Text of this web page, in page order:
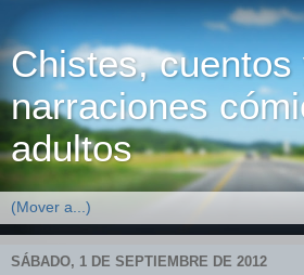
Chistes, cuentos
narraciones
adultos
SÁBADO, 1 DE SEPTIEMBRE DE 2012